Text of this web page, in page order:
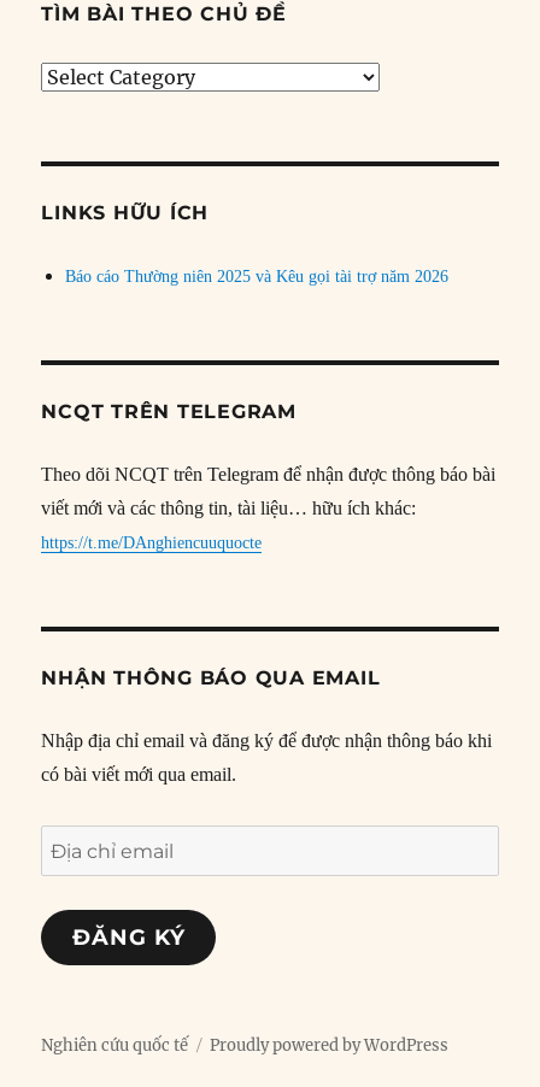
TÌM BÀI THEO CHỦ ĐỀ
Tìm
đề
LINKS HỮU ÍCH
Báo cáo Thường niên 2025 và Kêu gọi tài trợ năm 2026
NCQT TRÊN TELEGRAM
Theo dõi NCQT trên Telegram để nhận được thông báo bài
viết mới và các thông tin, tài liệu… hữu ích khác:
https://t.me/DAnghiencuuquocte
NHẬN THÔNG BÁO QUA EMAIL
Nhập địa chỉ email và đăng ký để được nhận thông báo khi
có bài viết mới qua email.
Địa
chỉ
email
ĐĂNG KÝ
Nghiên cứu quốc tế Proudly powered by WordPress